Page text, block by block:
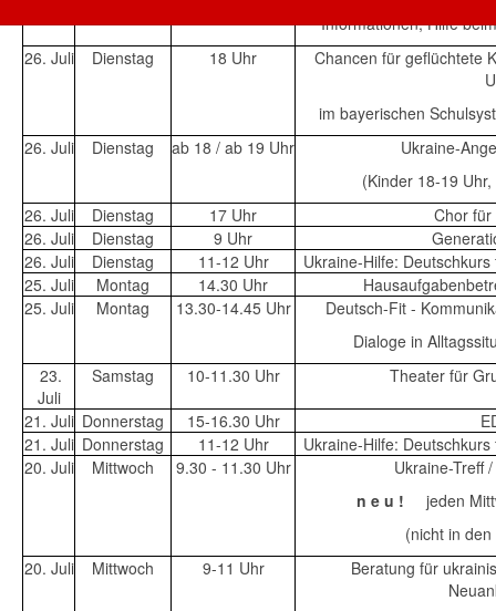
Informationen, Hilfe
26. Juli
Dienstag 18 Uhr
Chancen für geflüchtete
im bayerischen
26. Juli
Dienstag ab 18 / ab 19 Uhr
Ukraine-
(Kinder 18-19
26. Juli
Dienstag 17 Uhr
Chor für
26. Juli
Dienstag 9 Uhr
26. Juli
Dienstag 11-12 Uhr
Ukraine-Hilfe:
25. Juli
Montag 14.30 Uhr
25. Juli
Montag 13.30-14.45 Uhr
Deutsch-Fit -
Dialoge in
23.
Juli
Samstag 10-11.30 Uhr Theater für
21. Juli Donnerstag 15-16.30 Uhr
21. Juli Donnerstag 11-12 Uhr
Ukraine-Hilfe:
20. Juli
Mittwoch 9.30 - 11.30 Uhr
Ukraine-Treff
n e u !
jeden
(nicht in
20. Juli
Mittwoch 9-11 Uhr
Beratung für